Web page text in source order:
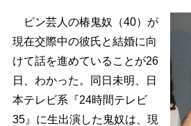
ピン芸人の椿鬼奴（40）が
現在交際中の彼氏と結婚に向
けて話を進めていることが26
日、わかった。同日未明、日
本テレビ系『24時間テレビ
35』に生出演した鬼奴は、現